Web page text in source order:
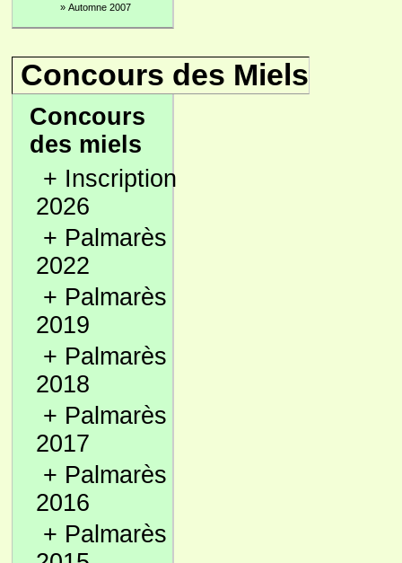
» Automne 2007
Concours des Miels
Concours
des miels
+ Inscription
2026
+ Palmarès
2022
+ Palmarès
2019
+ Palmarès
2018
+ Palmarès
2017
+ Palmarès
2016
+ Palmarès